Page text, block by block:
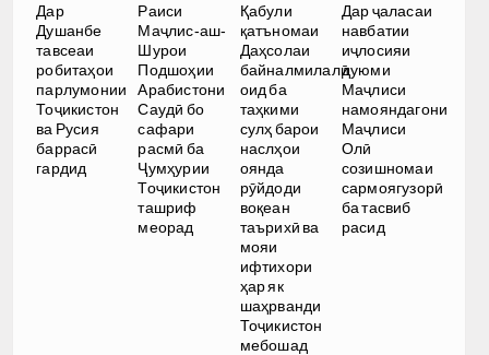
Дар
Душанбе
тавсеаи
робитаҳои
парлумонии
Тоҷикистон
ва Русия
баррасӣ
гардид
Раиси
Маҷлис-аш-
Шурои
Подшоҳии
Арабистони
Саудӣ бо
сафари
расмӣ ба
Ҷумҳурии
Тоҷикистон
ташриф
меорад
Қабули
қатъномаи
Даҳсолаи
байналмилалӣ
оид ба
таҳкими
сулҳ барои
наслҳои
оянда
рӯйдоди
воқеан
таърихӣ ва
мояи
ифтихори
ҳар як
шаҳрванди
Тоҷикистон
мебошад
Дар ҷаласаи
навбатии
иҷлосияи
дуюми
Маҷлиси
намояндагони
Маҷлиси
Олӣ
созишномаи
сармоягузорӣ
ба тасвиб
расид